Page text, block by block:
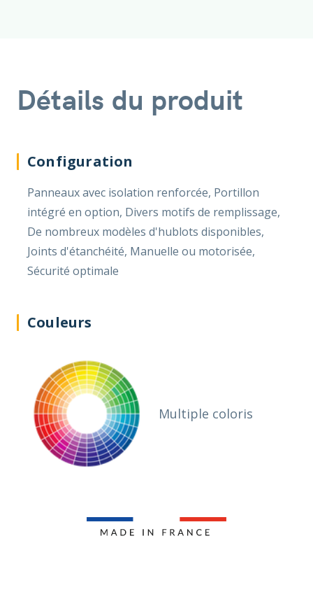
Détails du produit
Configuration
Panneaux avec isolation renforcée, Portillon
intégré en option, Divers motifs de remplissage,
De nombreux modèles d'hublots disponibles,
Joints d'étanchéité, Manuelle ou motorisée,
Sécurité optimale
Couleurs
Multiple coloris